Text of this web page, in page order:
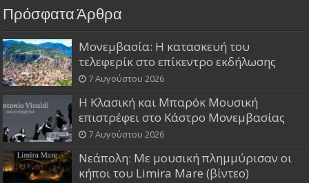
Πρόσφατα Άρθρα
Μονεμβασία: Η κατασκευή του
τελεφερίκ στο επίκεντρο εκδήλωσης
7 Αυγούστου 2026
Η Κλασική και Μπαρόκ Μουσική
επιστρέφει στο Κάστρο Μονεμβασίας
7 Αυγούστου 2026
Νεάπολη: Με μουσική πλημμύρισαν οι
κήποι του Limira Mare (βίντεο)